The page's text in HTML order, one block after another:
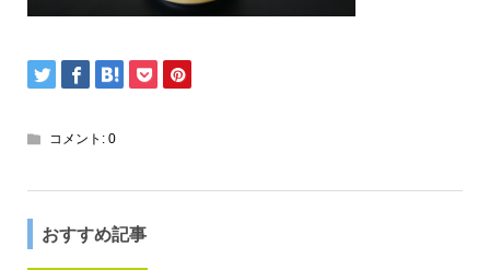
コメント: 0
おすすめ記事